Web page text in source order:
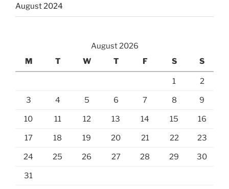
August 2024
August 2026
M
T W T F S S
1 2
3 4 5 6 7 8 9
10 11 12 13 14 15 16
17 18 19 20 21 22 23
24 25 26 27 28 29 30
31